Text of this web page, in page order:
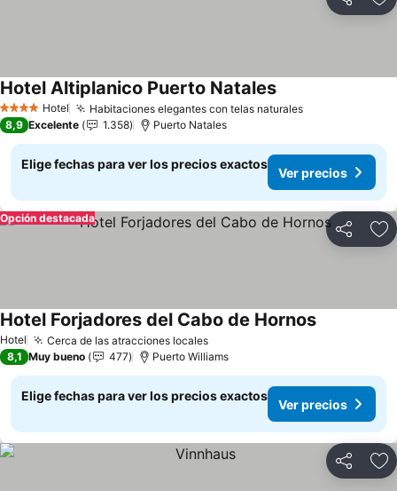
Compartir
4 EstrellasHotel Habitaciones elegantes con telas naturalesVer precios
Hotel Altiplanico Puerto NatalesVer precios
8,9 Excelente 1.358 Puerto Natales
Elige fechas para ver los precios exactos
Ver precios
Compartir
Opción destacada
Hotel Cerca de las atracciones localesVer precios
Hotel Forjadores del Cabo de HornosVer precios
8,1 Muy bueno 477 Puerto Williams
Elige fechas para ver los precios exactos
Ver precios
Compartir